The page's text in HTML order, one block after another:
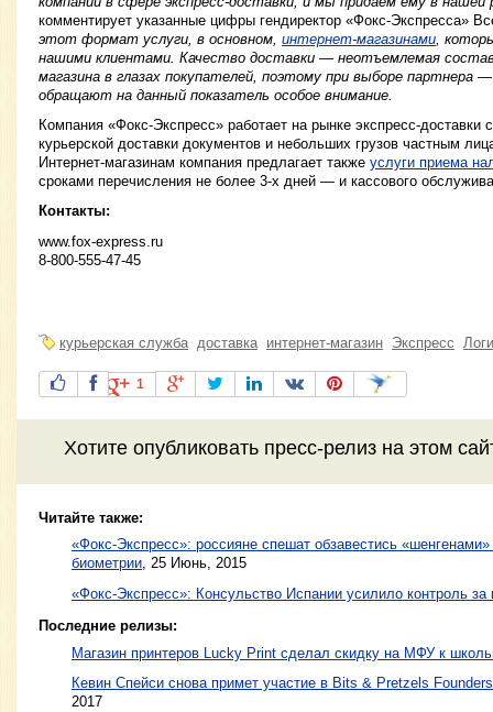
комментирует указанные цифры гендиректор «Фокс-Экспресса»
этот формат услуги, в основном, интернет-магазинами,
нашими клиентами. Качество доставки — неотъемлемая
магазина в глазах покупателей, поэтому при выборе партнера
обращают на данный показатель особое внимание.
Компания «Фокс-Экспресс» работает на рынке экспресс-доставки
курьерской доставки документов и небольших грузов частным
Интернет-магазинам компания предлагает также услуги приема
сроками перечисления не более 3-х дней — и кассового
Контакты:
www.fox-express.ru
8-800-555-47-45
курьерская служба доставка интернет-магазин Экспресс
1
Хотите опубликовать пресс-релизна этом
Читайте также:
«Фокс-Экспресс»: россияне спешат обзавестись
биометрии, 25 Июнь, 2015
«Фокс-Экспресс»: Консульство Испании усилило контроль за
Последние релизы:
Магазин принтеров Lucky Print сделал скидку на МФУ к
Кевин Спейси снова примет участие в Bits & Pretzels
2017